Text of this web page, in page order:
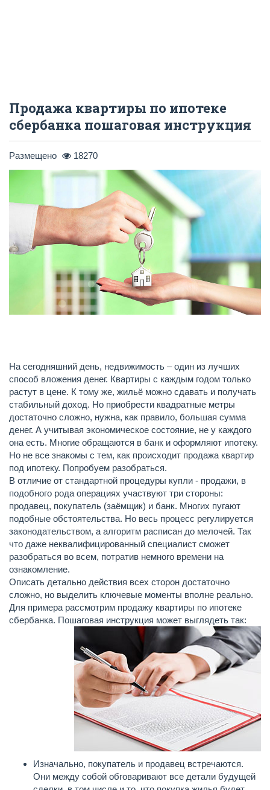
Продажа квартиры по ипотеке
сбербанка пошаговая инструкция
Размещено 18270
На сегодняшний день, недвижимость – один из лучших
способ вложения денег. Квартиры с каждым годом только
растут в цене. К тому же, жильё можно сдавать и получать
стабильный доход. Но приобрести квадратные метры
достаточно сложно, нужна, как правило, большая сумма
денег. А учитывая экономическое состояние, не у каждого
она есть. Многие обращаются в банк и оформляют ипотеку.
Но не все знакомы с тем, как происходит продажа квартир
под ипотеку. Попробуем разобраться.
В отличие от стандартной процедуры купли - продажи, в
подобного рода операциях участвуют три стороны:
продавец, покупатель (заёмщик) и банк. Многих пугают
подобные обстоятельства. Но весь процесс регулируется
законодательством, а алгоритм расписан до мелочей. Так
что даже неквалифицированный специалист сможет
разобраться во всем, потратив немного времени на
ознакомление.
Описать детально действия всех сторон достаточно
сложно, но выделить ключевые моменты вполне реально.
Для примера рассмотрим продажу квартиры по ипотеке
сбербанка. Пошаговая инструкция может выглядеть так:
Изначально, покупатель и продавец встречаются.
Они между собой обговаривают все детали будущей